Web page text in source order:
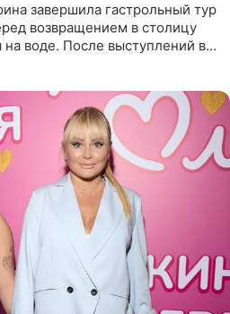
завершила гастрольный тур
возвращением в столицу
воде. После выступлений в